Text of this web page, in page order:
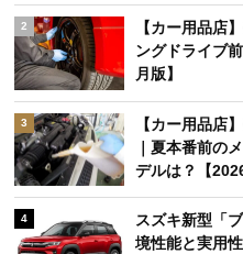
2
【カー用品店
ングドライブ
月版】
3
【カー用品店
｜夏本番前の
デルは？【
4
スズキ新型「
境性能と実用